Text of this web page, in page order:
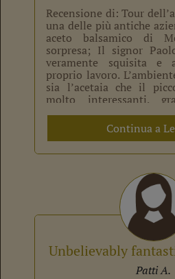
Recensione di: Tour
una delle più antiche
aceto balsamico di
sorpresa; Il signor
veramente squisita e
proprio lavoro.
sia l’acetaia che il
molto interessanti,
esaustive spiegazioni
degustazione dei diversi
Continua a
Unbelievably
Patti A.